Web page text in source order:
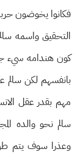
التحقيق واسمه
كون هندامه سيء
سالم نحو والده